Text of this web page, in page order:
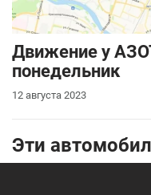
Движение у
понедельник
12 августа 2023
Эти